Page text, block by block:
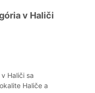
v Haliči
Haliči sa
Haliče a